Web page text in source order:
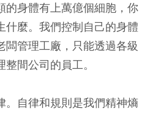
的身體有上萬億個細胞，你
什麼。我們控制自己的身體
闆管理工廠，只能透過各級
間公司的員工。
。自律和規則是我們精神熵